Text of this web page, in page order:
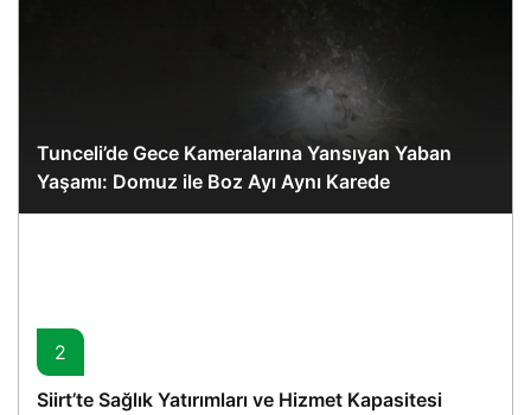
Tunceli’de Gece Kameralarına Yansıyan Yaban
Yaşamı: Domuz ile Boz Ayı Aynı Karede
2
Siirt’te Sağlık Yatırımları ve Hizmet Kapasitesi